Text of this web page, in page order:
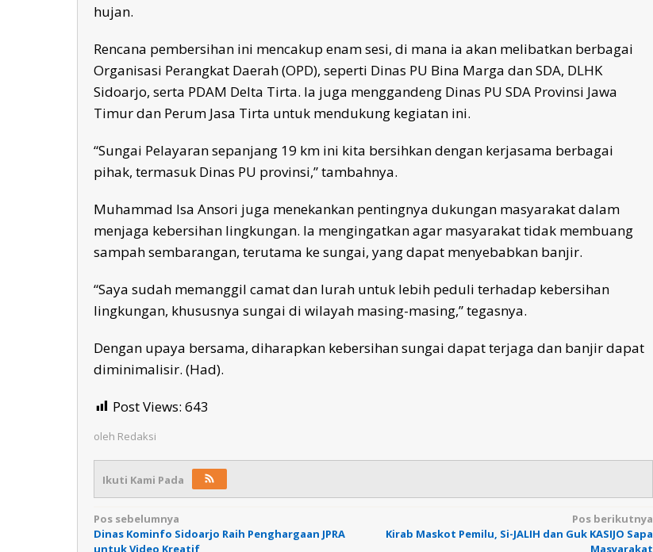
hujan.
Rencana pembersihan ini mencakup enam sesi, di mana ia akan melibatkan berbagai
Organisasi Perangkat Daerah (OPD), seperti Dinas PU Bina Marga dan SDA, DLHK
Sidoarjo, serta PDAM Delta Tirta. Ia juga menggandeng Dinas PU SDA Provinsi Jawa
Timur dan Perum Jasa Tirta untuk mendukung kegiatan ini.
“Sungai Pelayaran sepanjang 19 km ini kita bersihkan dengan kerjasama berbagai
pihak, termasuk Dinas PU provinsi,” tambahnya.
Muhammad Isa Ansori juga menekankan pentingnya dukungan masyarakat dalam
menjaga kebersihan lingkungan. Ia mengingatkan agar masyarakat tidak membuang
sampah sembarangan, terutama ke sungai, yang dapat menyebabkan banjir.
“Saya sudah memanggil camat dan lurah untuk lebih peduli terhadap kebersihan
lingkungan, khususnya sungai di wilayah masing-masing,” tegasnya.
Dengan upaya bersama, diharapkan kebersihan sungai dapat terjaga dan banjir dapat
diminimalisir. (Had).
Post Views: 643
oleh Redaksi
Ikuti Kami Pada
Navigasi
pos
Pos sebelumnya
Dinas Kominfo Sidoarjo Raih Penghargaan JPRA
untuk Video Kreatif
Pos berikutnya
Kirab Maskot Pemilu, Si-JALIH dan Guk KASIJO Sapa
Masyarakat